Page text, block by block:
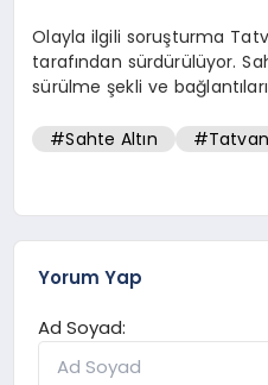
Olayla ilgili soruşturma
tarafından sürdürülüyor.
sürülme şekli ve bağlantıları
#Sahte Altın #Tatvan
Yorum Yap
Ad Soyad: